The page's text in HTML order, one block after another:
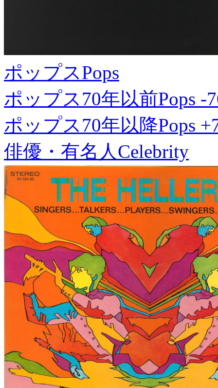
ポップスPops
ポップス70年以前Pops -
ポップス70年以降Pops
俳優・有名人Celebrity